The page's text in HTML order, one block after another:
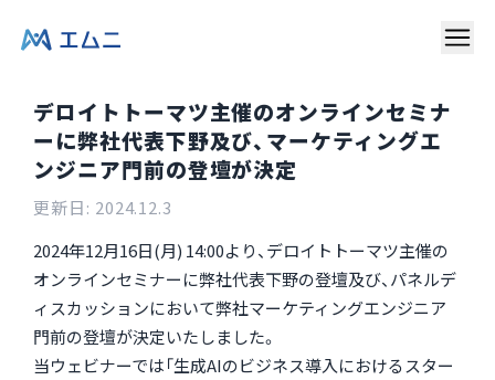
デロイトトーマツ主催のオンラインセミナ
ーに弊社代表下野及び、マーケティングエ
ンジニア門前の登壇が決定
更新日: 2024.12.3
2024年12月16日(月) 14:00より、デロイトトーマツ主催の
オンラインセミナーに弊社代表下野の登壇及び、パネルデ
ィスカッションにおいて弊社マーケティングエンジニア
門前の登壇が決定いたしました。
当ウェビナーでは「生成AIのビジネス導入におけるスター